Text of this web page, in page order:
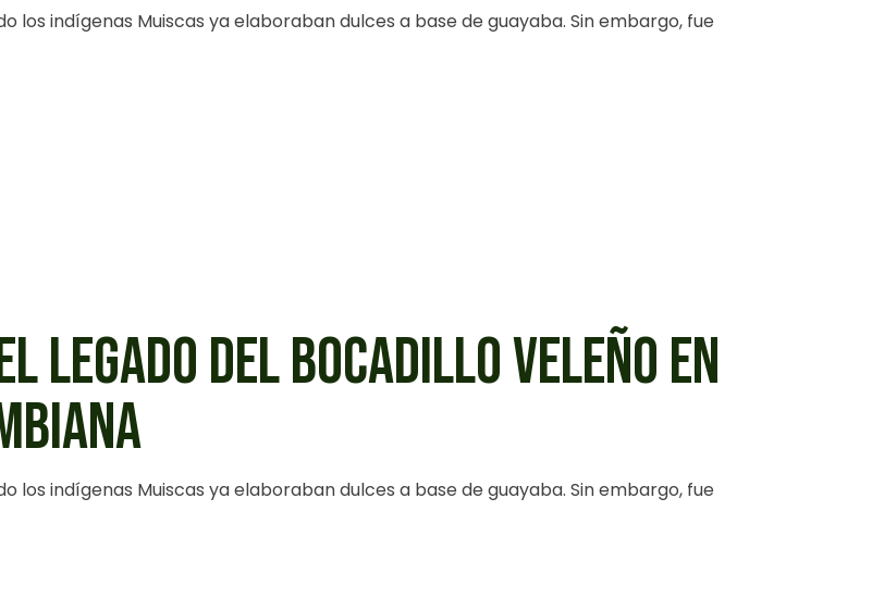
los indígenas Muiscas ya elaboraban dulces a base de guayaba. Sin embargo, fue
LEGADO DEL BOCADILLO VELEÑO EN
los indígenas Muiscas ya elaboraban dulces a base de guayaba. Sin embargo, fue